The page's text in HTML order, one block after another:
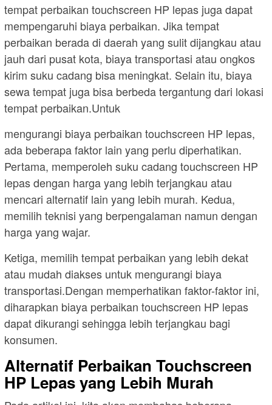
tempat perbaikan touchscreen HP lepas juga dapat
mempengaruhi biaya perbaikan. Jika tempat
perbaikan berada di daerah yang sulit dijangkau atau
jauh dari pusat kota, biaya transportasi atau ongkos
kirim suku cadang bisa meningkat. Selain itu, biaya
sewa tempat juga bisa berbeda tergantung dari lokasi
tempat perbaikan.Untuk
mengurangi biaya perbaikan touchscreen HP lepas,
ada beberapa faktor lain yang perlu diperhatikan.
Pertama, memperoleh suku cadang touchscreen HP
lepas dengan harga yang lebih terjangkau atau
mencari alternatif lain yang lebih murah. Kedua,
memilih teknisi yang berpengalaman namun dengan
harga yang wajar.
Ketiga, memilih tempat perbaikan yang lebih dekat
atau mudah diakses untuk mengurangi biaya
transportasi.Dengan memperhatikan faktor-faktor ini,
diharapkan biaya perbaikan touchscreen HP lepas
dapat dikurangi sehingga lebih terjangkau bagi
konsumen.
Alternatif Perbaikan Touchscreen
HP Lepas yang Lebih Murah